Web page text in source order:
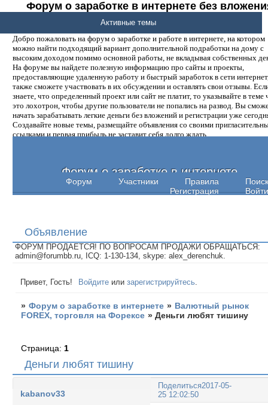
Форум о заработке в интернете без
денег.
Добро пожаловать на форум о заработке и работе в интернете, на котором
можно найти подходящий вариант дополнительной подработки на дому с
высоким доходом помимо основной работы, не вкладывая собственных
На форуме вы найдете полезную информацию про сайты и проекты,
предоставляющие удаленную работу и быстрый заработок в сети
также сможете участвовать в их обсуждении и оставлять свои отзывы.
знаете, что определенный проект или сайт не платит, то указывайте в теме
это лохотрон, чтобы другие пользователи не попались на развод. Вы
начать зарабатывать легкие деньги без вложений и регистрации уже
Создавайте новые темы, размещайте объявления со своими
ссылками и первая прибыль не заставит себя долго ждать.
Форум о заработке в интернете
Форум Участники Правила
Поиск
Регистрация
Войти
Активные темы
Объявление
ФОРУМ ПРОДАЕТСЯ! ПО ВОПРОСАМ ПРОДАЖИ ОБРАЩАТЬСЯ:
admin@forumbb.ru, ICQ: 1-130-134, skype: alex_derenchuk.
Привет, Гость! Войдите илизарегистрируйтесь
» Форум о заработке в интернете » Валютный рынок
FOREX, торговля на Форексе »Деньги любят тишину
Деньги любят тишину
Страница: 1
Поделиться2017-05-
25 12:02:50
kabanov33